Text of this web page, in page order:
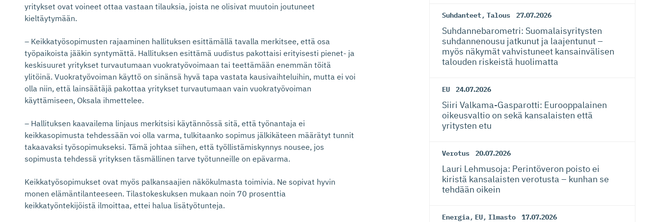
yritykset ovat voineet ottaa vastaan tilauksia, joista ne olisivat muutoin joutuneet
kieltäytymään.
– Keikkatyösopimusten rajaaminen hallituksen esittämällä tavalla merkitsee, että osa
työpaikoista jääkin syntymättä. Hallituksen esittämä uudistus pakottaisi erityisesti pienet- ja
keskisuuret yritykset turvautumaan vuokratyövoimaan tai teettämään enemmän töitä
ylitöinä. Vuokratyövoiman käyttö on sinänsä hyvä tapa vastata kausivaihteluihin, mutta ei voi
olla niin, että lainsäätäjä pakottaa yritykset turvautumaan vain vuokratyövoiman
käyttämiseen, Oksala ihmettelee.
– Hallituksen kaavailema linjaus merkitsisi käytännössä sitä, että työnantaja ei
keikkasopimusta tehdessään voi olla varma, tulkitaanko sopimus jälkikäteen määrätyt tunnit
takaavaksi työsopimukseksi. Tämä johtaa siihen, että työllistämiskynnys nousee, jos
sopimusta tehdessä yrityksen täsmällinen tarve työtunneille on epävarma.
Keikkatyösopimukset ovat myös palkansaajien näkökulmasta toimivia. Ne sopivat hyvin
monen elämäntilanteeseen. Tilastokeskuksen mukaan noin 70 prosenttia
keikkatyöntekijöistä ilmoittaa, ettei halua lisä­työtun­teja.
Suhdanteet, Talous 27.07.2026
Suhdanneba­ro­metri: Suomalaisy­ri­tysten
suhdannenousu jatkunut ja laajentunut –
myös näkymät vahvistuneet kansainvälisen
talouden riskeistä huolimatta
EU 24.07.2026
Siiri Valkama-Gas­pa­rotti: Eurooppalainen
oikeusvaltio on sekä kansalaisten että
yritysten etu
Verotus 20.07.2026
Lauri Lehmusoja: Perintöveron poisto ei
kiristä kansalaisten verotusta – kunhan se
tehdään oikein
Energia, EU, Ilmasto 17.07.2026